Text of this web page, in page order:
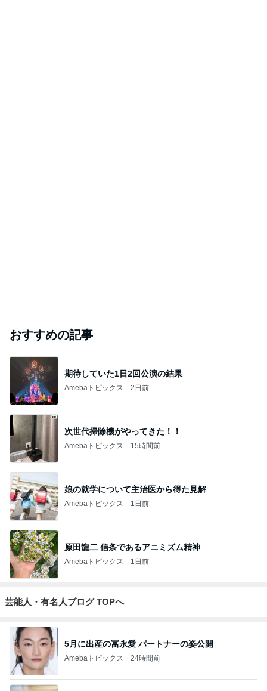
おすすめの記事
期待していた1日2回公演の結果
Amebaトピックス 2日前
次世代掃除機がやってきた！！
Amebaトピックス 15時間前
娘の就学について主治医から得た見解
Amebaトピックス 1日前
原田龍二 信条であるアニミズム精神
Amebaトピックス 1日前
芸能人・有名人ブログ TOPへ
5月に出産の冨永愛 パートナーの姿公開
Amebaトピックス 24時間前